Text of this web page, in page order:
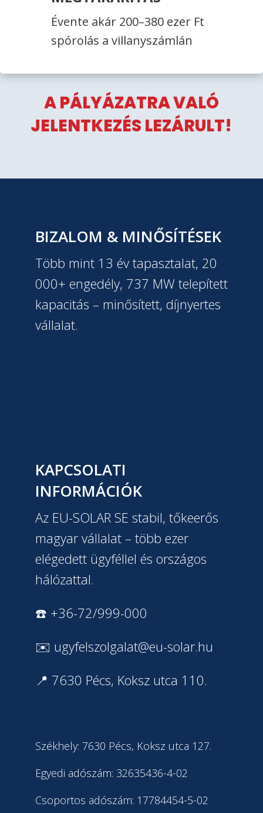
Évente akár 200–380 ezer Ft
spórolás a villanyszámlán
A PÁLYÁZATRA VALÓ
JELENTKEZÉS LEZÁRULT!
BIZALOM & MINŐSÍTÉSEK
Több mint 13 év tapasztalat, 20
000+ engedély, 737 MW telepített
kapacitás – minősített, díjnyertes
vállalat.
KAPCSOLATI
INFORMÁCIÓK
Az EU-SOLAR SE stabil, tőkeerős
magyar vállalat – több ezer
elégedett ügyféllel és országos
hálózattal.
☎️ +36-72/999-000
✉️ ugyfelszolgalat@eu-solar.hu
📍 7630 Pécs, Koksz utca 110.
Székhely: 7630 Pécs, Koksz utca 127.
Egyedi adószám: 32635436-4-02
Csoportos adószám: 17784454-5-02